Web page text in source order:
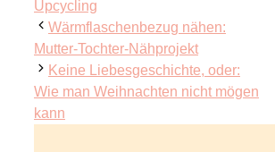
Upcycling
Wärmflaschenbezug nähen:
Mutter-Tochter-Nähprojekt
Keine Liebesgeschichte, oder:
Wie man Weihnachten nicht mögen
kann